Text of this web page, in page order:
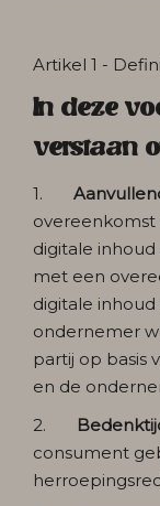
Artikel 1 -
In deze
verstaan
1.
digitale
met een
digitale
ondernemer
partij op basis
en de
2.
consument